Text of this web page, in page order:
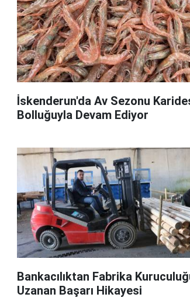
İskenderun'da Av Sezonu
Bolluğuyla Devam Ediyor
Bankacılıktan Fabrika
Uzanan Başarı Hikayesi